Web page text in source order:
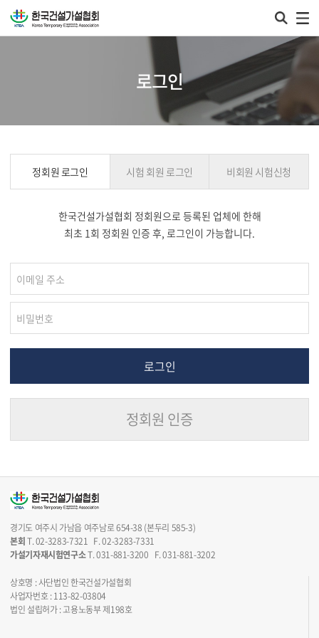
로그인
정회원 로그인 시험 회원 로그인 비회원 시험신청
한국건설가설협회 정회원으로 등록된 업체에 한해
최초 1회 정회원 인증 후, 로그인이 가능합니다.
정회원 인증
경기도 여주시 가남읍 여주남로 654-38 (본두리 585-3)
본회T. 02-3283-7321 F. 02-3283-7331
가설기자재시험연구소T. 031-881-3200 F. 031-881-3202
상호명 : 사단법인 한국건설가설협회
사업자번호 : 113-82-03804
법인 설립허가 : 고용노동부 제198호